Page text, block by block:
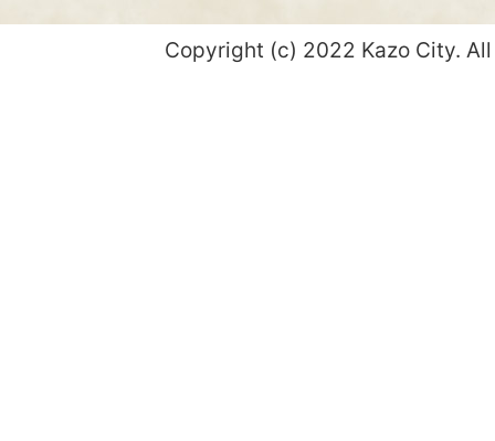
Copyright (c) 2022 Kazo City.